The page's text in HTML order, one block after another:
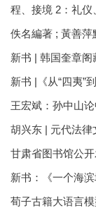
程、接境 2：礼
佚名編著 ; 黃善萍
新书 | 韩国奎章阁
新书 |《从“四夷”
王宏斌：孙中山
胡兴东 | 元代法
甘肃省图书馆公
新书：《一个海
荀子古籍大语言